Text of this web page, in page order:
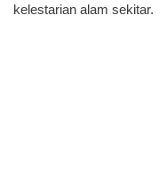
kelestarian alam sekitar.